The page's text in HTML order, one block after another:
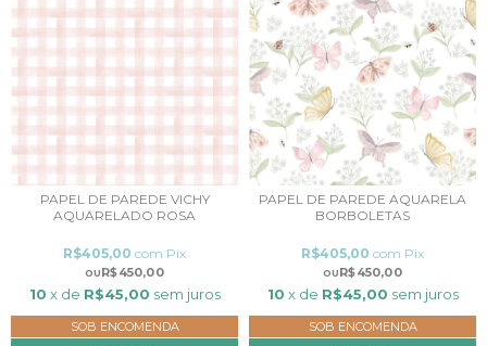
PAPEL DE PAREDE VICHY
AQUARELADO ROSA
R$450,00
R$405,00 com Pix
10 x de R$45,00 sem juros
SOB ENCOMENDA
PAPEL DE PAREDE AQUARELA
BORBOLETAS
R$450,00
R$405,00 com Pix
10 x de R$45,00 sem juros
SOB ENCOMENDA